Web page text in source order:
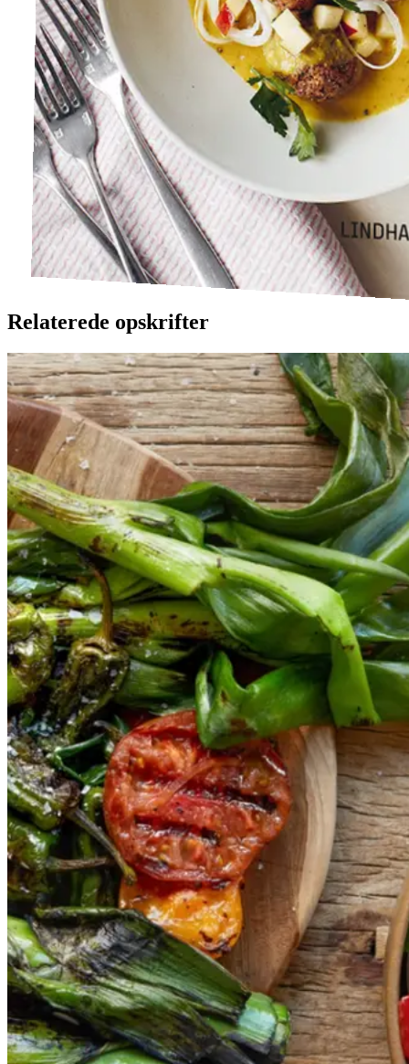
Relaterede opskrifter
CatalanskCatalansk
bønnesalatbønnesala
t medmed
grilledegrillede
grøntsagergrøntsage
r ogog salbitxada-
saucesalbitxada-
sauce
Gem opskrift
Vegansk
Vegetarisk
Vores version af den traditionelle
salat empedrat fra det catalanske
køkken. Spis den med brød som
en let frokost eller i et større
måltid som her. Salbitxada minder
noget om en anden ligeledes
catalansk sauce, romesco. I
Catalonien spises den til såkaldte
calcots, der er små porrelignende
løg. Dem griller man helt sorte, så
fjerner man den yderste skal og
dypper det fløjlsbløde løg i
saucen. Calcots er svære at
opdrive på disse kanter, men små
nye porrer kan bruges.